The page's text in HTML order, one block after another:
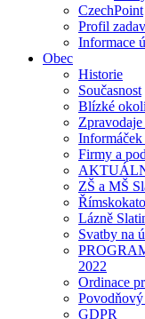
CzechPoint
Profil
Informace
Obec
Historie
Současnost
Blízké
Zpravodaje
Informáček
Firmy a
ZŠ a MŠ
Lázně
Svatby na
2022
Ordinace
Povodňový
GDPR